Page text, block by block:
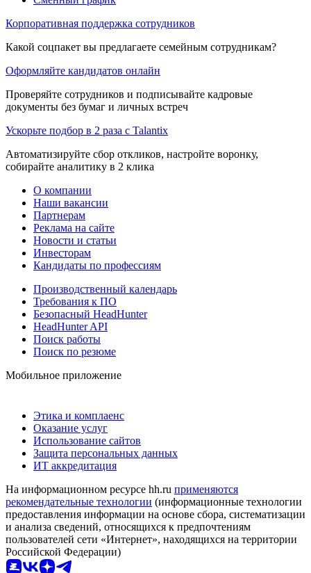
Корпоративная поддержка сотрудников
Какой соцпакет вы предлагаете семейным сотрудникам?
Оформляйте кандидатов онлайн
Проверяйте сотрудников и подписывайте кадровые
документы без бумаг и личных встреч
Ускорьте подбор в 2 раза с Talantix
Автоматизируйте сбор откликов, настройте воронку,
собирайте аналитику в 2 клика
О компании
Наши вакансии
Партнерам
Реклама на сайте
Новости и статьи
Инвесторам
Кандидаты по профессиям
Производственный календарь
Требования к ПО
Безопасный HeadHunter
HeadHunter API
Поиск работы
Поиск по резюме
Мобильное приложение
Этика и комплаенс
Оказание услуг
Использование сайтов
Защита персональных данных
ИТ аккредитация
На информационном ресурсе hh.ru применяются
рекомендательные технологии (информационные технологии
предоставления информации на основе сбора, систематизации
и анализа сведений, относящихся к предпочтениям
пользователей сети «Интернет», находящихся на территории
Российской Федерации)